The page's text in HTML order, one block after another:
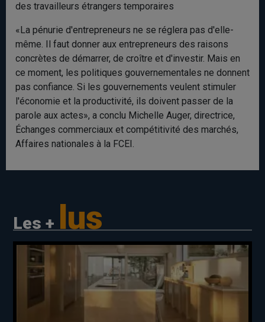
des travailleurs étrangers temporaires
«La pénurie d'entrepreneurs ne se réglera pas d'elle-
même. Il faut donner aux entrepreneurs des raisons
concrètes de démarrer, de croître et d'investir. Mais en
ce moment, les politiques gouvernementales ne donnent
pas confiance. Si les gouvernements veulent stimuler
l'économie et la productivité, ils doivent passer de la
parole aux actes», a conclu Michelle Auger, directrice,
Échanges commerciaux et compétitivité des marchés,
Affaires nationales à la FCEI.
Les + lus